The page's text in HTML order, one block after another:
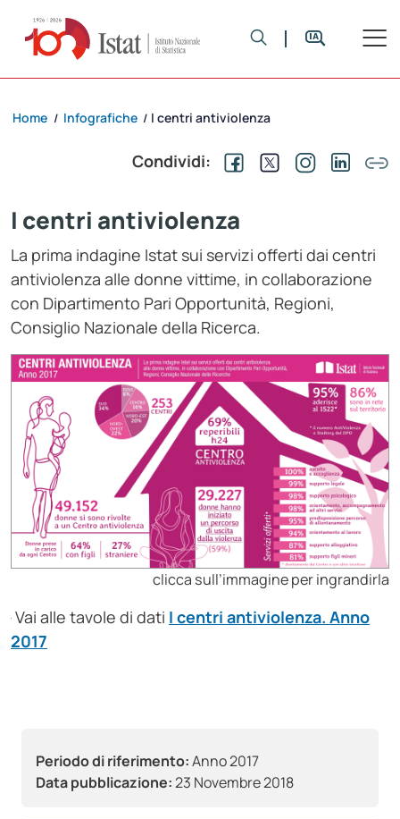
Periodo di riferimento:Anno 2017
Data pubblicazione:23 Novembre 2018
Home / Infografiche / I centri antiviolenza
Condividi:
I centri antiviolenza
La prima indagine Istat sui servizi offerti dai centri
antiviolenza alle donne vittime, in collaborazione
con Dipartimento Pari Opportunità, Regioni,
Consiglio Nazionale della Ricerca.
clicca sull’immagine per ingrandirla
Vai alle tavole di dati I centri antiviolenza. Anno
2017